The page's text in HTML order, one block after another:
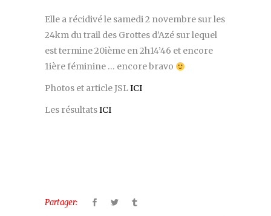
Elle a récidivé le samedi 2 novembre sur les
24km du trail des Grottes d’Azé sur lequel
est termine 20ième en 2h14’46 et encore
1ière féminine … encore bravo
Photos et article JSLICI
Les résultatsICI
Partager: